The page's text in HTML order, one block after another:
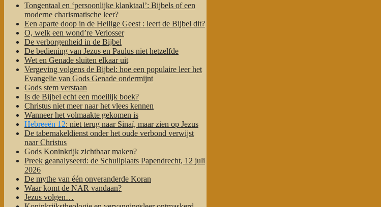
Tongentaal en ‘persoonlijke klanktaal’: Bijbels of een
moderne charismatische leer?
Een aparte doop in de Heilige Geest : leert de Bijbel dit?
O, welk een wond’re Verlosser
De verborgenheid in de Bijbel
De bediening van Jezus en Paulus niet hetzelfde
Wet en Genade sluiten elkaar uit
Vergeving volgens de Bijbel: hoe een populaire leer het
Evangelie van Gods Genade ondermijnt
Gods stem verstaan
Is de Bijbel echt een moeilijk boek?
Christus niet meer naar het vlees kennen
Wanneer het volmaakte gekomen is
Hebreeën 12: niet terug naar Sinaï, maar zien op Jezus
De tabernakeldienst onder het oude verbond verwijst
naar Christus
Gods Koninkrijk zichtbaar maken?
Preek geanalyseerd: de Schuilplaats Papendrecht, 12 juli
2026
De mythe van één onveranderde Koran
Waar komt de NAR vandaan?
Jezus volgen…